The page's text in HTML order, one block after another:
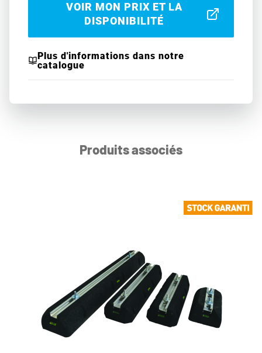
VOIR MON PRIX ET LA
DISPONIBILITÉ
Plus d'informations dans notre
catalogue
Produits associés